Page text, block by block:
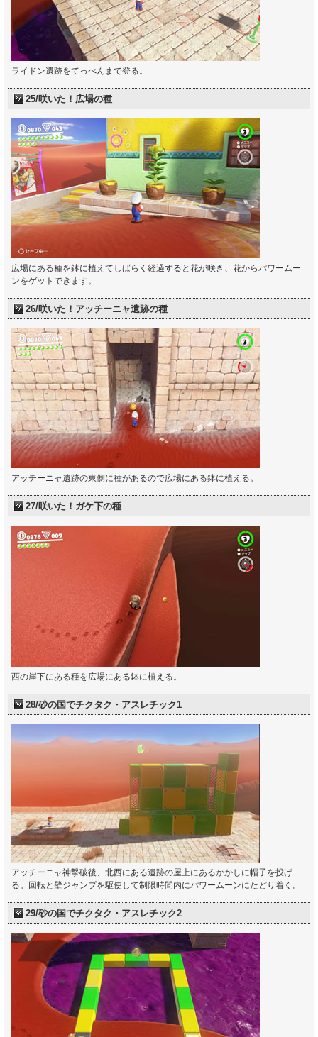
ライドン遺跡をてっぺんまで登る。
25/咲いた！広場の種
広場にある種を鉢に植えてしばらく経過すると花が咲き、花からパワームー
ンをゲットできます。
26/咲いた！アッチーニャ遺跡の種
アッチーニャ遺跡の東側に種があるので広場にある鉢に植える。
27/咲いた！ガケ下の種
西の崖下にある種を広場にある鉢に植える。
28/砂の国でチクタク・アスレチック1
アッチーニャ神撃破後、北西にある遺跡の屋上にあるかかしに帽子を投げ
る。回転と壁ジャンプを駆使して制限時間内にパワームーンにたどり着く。
29/砂の国でチクタク・アスレチック2